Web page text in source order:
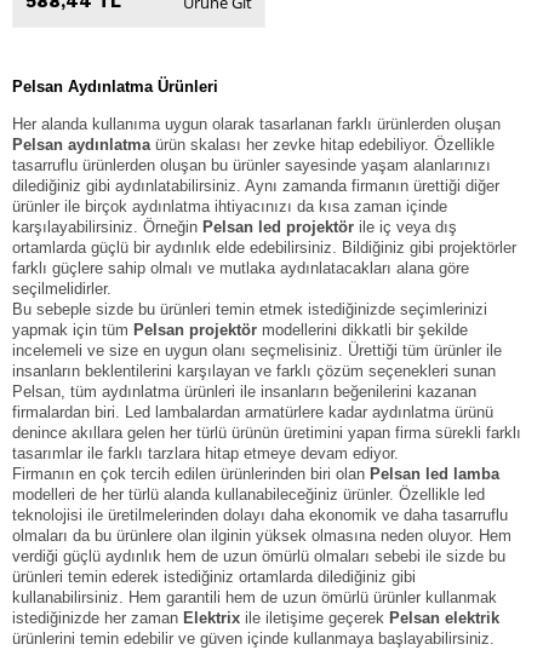
Pelsan Aydınlatma Ürünleri
Her alanda kullanıma uygun olarak tasarlanan farklı ürünlerden oluşan
Pelsan aydınlatmaürün skalası her zevke hitap edebiliyor. Özellikle
tasarruflu ürünlerden oluşan bu ürünler sayesinde yaşam alanlarınızı
dilediğiniz gibi aydınlatabilirsiniz. Aynı zamanda firmanın ürettiği diğer
ürünler ile birçok aydınlatma ihtiyacınızı da kısa zaman içinde
karşılayabilirsiniz. Örneğin Pelsan led projektör ile iç veya dış
ortamlarda güçlü bir aydınlık elde edebilirsiniz. Bildiğiniz gibi projektörler
farklı güçlere sahip olmalı ve mutlaka aydınlatacakları alana göre
seçilmelidirler.
Bu sebeple sizde bu ürünleri temin etmek istediğinizde seçimlerinizi
yapmak için tüm Pelsan projektör modellerini dikkatli bir şekilde
incelemeli ve size en uygun olanı seçmelisiniz. Ürettiği tüm ürünler ile
insanların beklentilerini karşılayan ve farklı çözüm seçenekleri sunan
Pelsan, tüm aydınlatma ürünleri ile insanların beğenilerini kazanan
firmalardan biri. Led lambalardan armatürlere kadar aydınlatma ürünü
denince akıllara gelen her türlü ürünün üretimini yapan firma sürekli farklı
tasarımlar ile farklı tarzlara hitap etmeye devam ediyor.
Firmanın en çok tercih edilen ürünlerinden biri olan Pelsan led lamba
modelleri de her türlü alanda kullanabileceğiniz ürünler. Özellikle led
teknolojisi ile üretilmelerinden dolayı daha ekonomik ve daha tasarruflu
olmaları da bu ürünlere olan ilginin yüksek olmasına neden oluyor. Hem
verdiği güçlü aydınlık hem de uzun ömürlü olmaları sebebi ile sizde bu
ürünleri temin ederek istediğiniz ortamlarda dilediğiniz gibi
kullanabilirsiniz. Hem garantili hem de uzun ömürlü ürünler kullanmak
istediğinizde her zaman Elektrix ile iletişime geçerek Pelsan elektrik
ürünlerini temin edebilir ve güven içinde kullanmaya başlayabilirsiniz.